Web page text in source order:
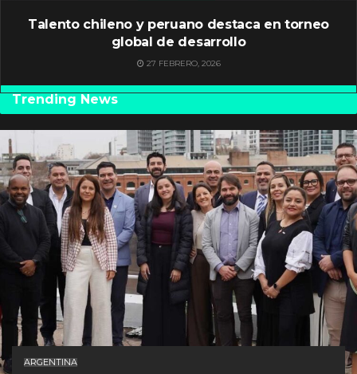
Talento chileno y peruano destaca en torneo
global de desarrollo
27 FEBRERO, 2026
Trending News
ARGENTINA